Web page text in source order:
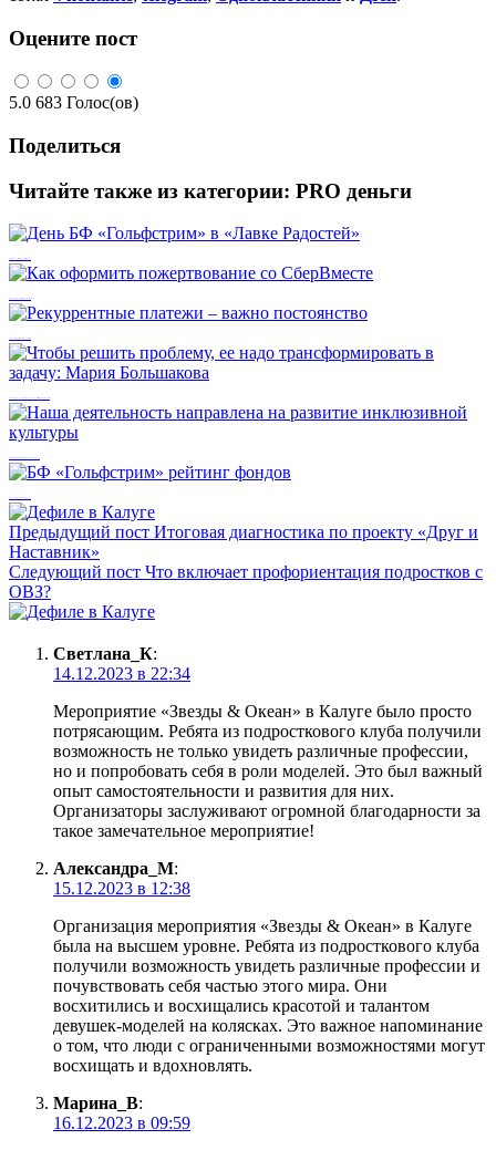
Оцените пост
5.0 683 Голос(ов)
Поделиться
Читайте также из категории: PRO деньги
Предыдущий пост Итоговая диагностика по проекту «Друг и
Наставник»
Следующий пост Что включает профориентация подростков с
ОВЗ?
Светлана_К:
14.12.2023 в 22:34
Мероприятие «Звезды & Океан» в Калуге было просто
потрясающим. Ребята из подросткового клуба получили
возможность не только увидеть различные профессии,
но и попробовать себя в роли моделей. Это был важный
опыт самостоятельности и развития для них.
Организаторы заслуживают огромной благодарности за
такое замечательное мероприятие!
Александра_М:
15.12.2023 в 12:38
Организация мероприятия «Звезды & Океан» в Калуге
была на высшем уровне. Ребята из подросткового клуба
получили возможность увидеть различные профессии и
почувствовать себя частью этого мира. Они
восхитились и восхищались красотой и талантом
девушек-моделей на колясках. Это важное напоминание
о том, что люди с ограниченными возможностями могут
восхищать и вдохновлять.
Марина_В:
16.12.2023 в 09:59